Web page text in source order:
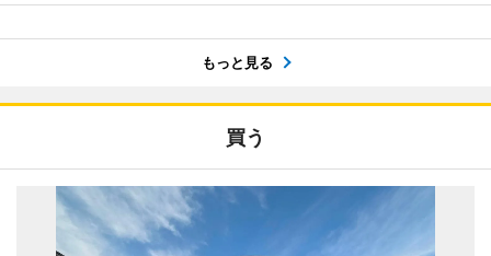
もっと見る
買う